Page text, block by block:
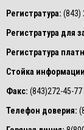
Регистратура: (843)
Регистратура для
Регистратура
Стойка
Факс: (843)272-45-77
Телефон доверия: